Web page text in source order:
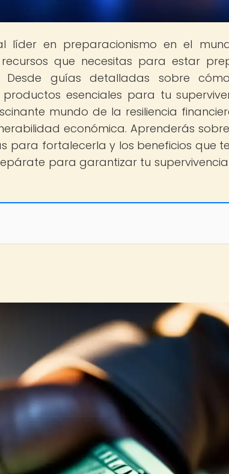
líder en preparacionismo en el
que necesitas para estar
Desde guías detalladas sobre
esenciales para tu
mundo de la resiliencia
económica. Aprenderás
para fortalecerla y los beneficios que
para garantizar tu